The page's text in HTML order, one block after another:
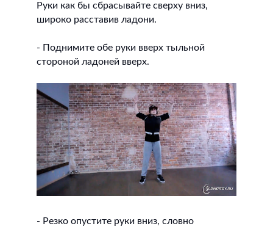
Руки как бы сбрасывайте сверху вниз,
широко расставив ладони.
- Поднимите обе руки вверх тыльной
стороной ладоней вверх.
- Резко опустите руки вниз, словно